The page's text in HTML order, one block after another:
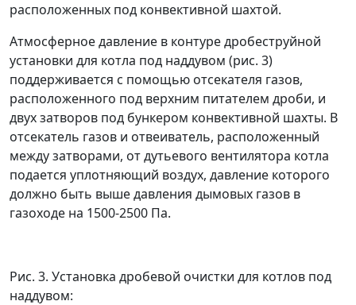
расположенных под конвективной шахтой.
Атмосферное давление в контуре дробеструйной
установки для котла под наддувом (рис. 3)
поддерживается с помощью отсекателя газов,
расположенного под верхним питателем дроби, и
двух затворов под бункером конвективной шахты. В
отсекатель газов и отвеиватель, расположенный
между затворами, от дутьевого вентилятора котла
подается уплотняющий воздух, давление которого
должно быть выше давления дымовых газов в
газоходе на 1500-2500 Па.
Рис. 3. Установка дробевой очистки для котлов под
наддувом: